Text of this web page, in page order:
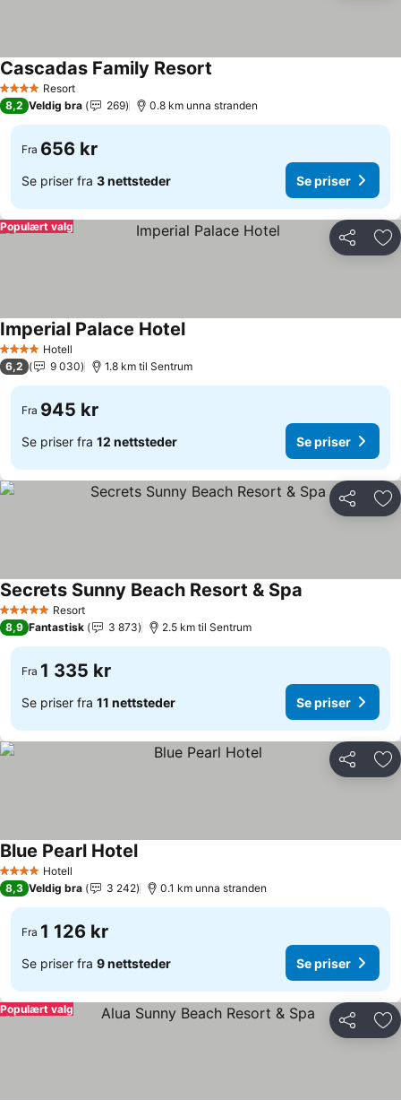
4 StjernerResort
Cascadas Family Resort
8,2 Veldig bra 269 0.8 km unna stranden
Fra 656 kr
Se priser fra 3 nettsteder Se priser
Del
Populært valg
4 StjernerHotell
Imperial Palace HotelSe priser
6,2 9 030 1.8 km til Sentrum
Fra 945 kr
Se priser fra 12 nettsteder Se priser
Del
5 Stjerner Resort
Secrets Sunny Beach Resort & Spa
8,9 Fantastisk 3 873 2.5 km til Sentrum
Fra 1 335 kr
Se priser fra 11 nettsteder Se priser
Del
4 StjernerHotell
Blue Pearl HotelSe priser
8,3 Veldig bra 3 242 0.1 km unna stranden
Fra 1 126 kr
Se priser fra 9 nettsteder Se priser
Del
Populært valg